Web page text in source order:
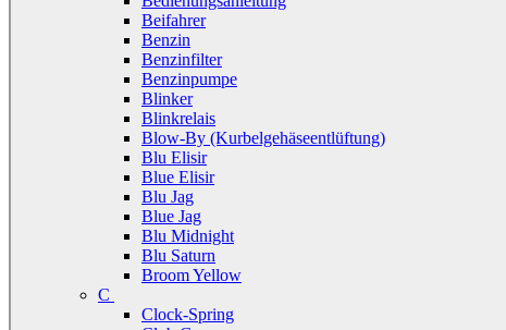
Beifahrer
Benzin
Benzinfilter
Benzinpumpe
Blinker
Blinkrelais
Blow-By (Kurbelgehäseentlüftung)
Blu Elisir
Blue Elisir
Blu Jag
Blue Jag
Blu Midnight
Blu Saturn
Broom Yellow
C
Clock-Spring